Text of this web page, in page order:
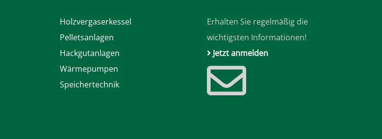
Holzvergaserkessel
Pelletsanlagen
Hackgutanlagen
Wärmepumpen
Speichertechnik
Erhalten Sie regelmäßig die
wichtigsten Informationen!
Jetzt anmelden